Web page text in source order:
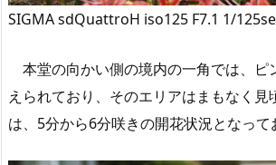
SIGMA sdQuattroH iso125 F7.1 1/
本堂の向かい側の境内の一角では、ピ
えられており、そのエリアはまもなく見
は、5分から6分咲きの開花状況となって